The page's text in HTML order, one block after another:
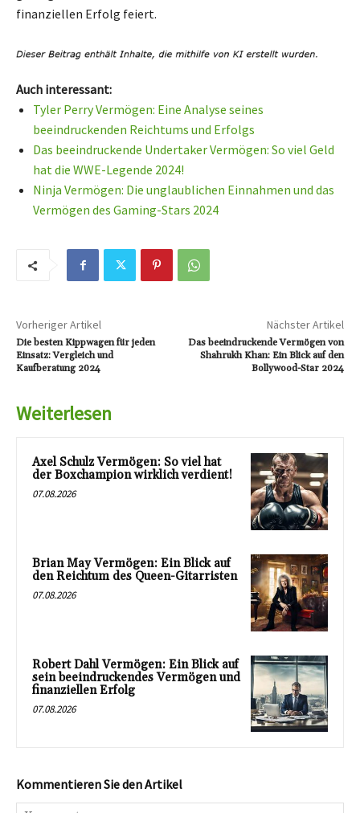
finanziellen Erfolg feiert.
Auch interessant:
Tyler Perry Vermögen: Eine Analyse seines
beeindruckenden Reichtums und Erfolgs
Das beeindruckende Undertaker Vermögen: So viel Geld
hat die WWE-Legende 2024!
Ninja Vermögen: Die unglaublichen Einnahmen und das
Vermögen des Gaming-Stars 2024
Vorheriger Artikel
Die besten Kippwagen für jeden
Einsatz: Vergleich und
Kaufberatung 2024
Nächster Artikel
Das beeindruckende Vermögen von
Shahrukh Khan: Ein Blick auf den
Bollywood-Star 2024
Weiterlesen
Axel Schulz Vermögen: So viel hat
der Boxchampion wirklich verdient!
07.08.2026
Brian May Vermögen: Ein Blick auf
den Reichtum des Queen-Gitarristen
07.08.2026
Robert Dahl Vermögen: Ein Blick auf
sein beeindruckendes Vermögen und
finanziellen Erfolg
07.08.2026
Kommentieren Sie den Artikel